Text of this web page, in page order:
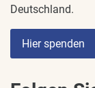
Deutschland.
Hier spenden